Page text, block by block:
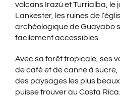
volcans Irazú et Turrialba, le
Lankester, les ruines de
archéologique de Guayabo
facilement accessibles.
Avec sa forêt tropicale, ses
de café et de canne à sucre,
des paysages les plus beaux
puisse trouver au Costa